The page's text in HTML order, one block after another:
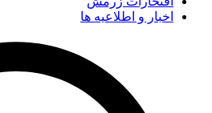
اخبار و اطلاعیه ها